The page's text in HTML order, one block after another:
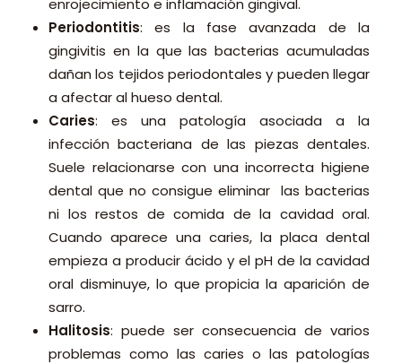
enrojecimiento e inflamación gingival.
Periodontitis: es la fase avanzada de la
gingivitis en la que las bacterias acumuladas
dañan los tejidos periodontales y pueden llegar
a afectar al hueso dental.
Caries: es una patología asociada a la
infección bacteriana de las piezas dentales.
Suele relacionarse con una incorrecta higiene
dental que no consigue eliminar las bacterias
ni los restos de comida de la cavidad oral.
Cuando aparece una caries, la placa dental
empieza a producir ácido y el pH de la cavidad
oral disminuye, lo que propicia la aparición de
sarro.
Halitosis: puede ser consecuencia de varios
problemas como las caries o las patologías